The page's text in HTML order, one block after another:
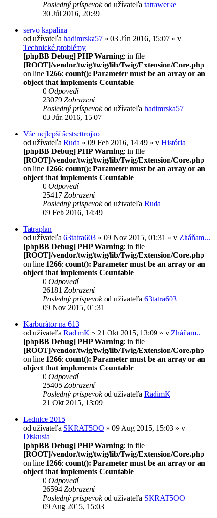
Posledný príspevokod užívateľa tatrawerke
30 Júl 2016, 20:39
servo kapalina
od užívateľa hadimrska57 » 03 Jún 2016, 15:07 » v
Technické problémy
[phpBB Debug] PHP Warning: in file
[ROOT]/vendor/twig/twig/lib/Twig/Extension/Core.php
on line 1266: count(): Parameter must be an array or an
object that implements Countable
0 Odpovedí
23079 Zobrazení
Posledný príspevokod užívateľa hadimrska57
03 Jún 2016, 15:07
Vše nejlepší šestsettrojko
od užívateľa Ruda » 09 Feb 2016, 14:49 » v História
[phpBB Debug] PHP Warning: in file
[ROOT]/vendor/twig/twig/lib/Twig/Extension/Core.php
on line 1266: count(): Parameter must be an array or an
object that implements Countable
0 Odpovedí
25417 Zobrazení
Posledný príspevokod užívateľa Ruda
09 Feb 2016, 14:49
Tatraplan
od užívateľa 63tatra603 » 09 Nov 2015, 01:31 » v Zháňam...
[phpBB Debug] PHP Warning: in file
[ROOT]/vendor/twig/twig/lib/Twig/Extension/Core.php
on line 1266: count(): Parameter must be an array or an
object that implements Countable
0 Odpovedí
26181 Zobrazení
Posledný príspevokod užívateľa 63tatra603
09 Nov 2015, 01:31
Karburátor na 613
od užívateľa RadimK » 21 Okt 2015, 13:09 » v Zháňam...
[phpBB Debug] PHP Warning: in file
[ROOT]/vendor/twig/twig/lib/Twig/Extension/Core.php
on line 1266: count(): Parameter must be an array or an
object that implements Countable
0 Odpovedí
25405 Zobrazení
Posledný príspevokod užívateľa RadimK
21 Okt 2015, 13:09
Lednice 2015
od užívateľa SKRAT5OO » 09 Aug 2015, 15:03 » v
Diskusia
[phpBB Debug] PHP Warning: in file
[ROOT]/vendor/twig/twig/lib/Twig/Extension/Core.php
on line 1266: count(): Parameter must be an array or an
object that implements Countable
0 Odpovedí
26594 Zobrazení
Posledný príspevokod užívateľa SKRAT5OO
09 Aug 2015, 15:03